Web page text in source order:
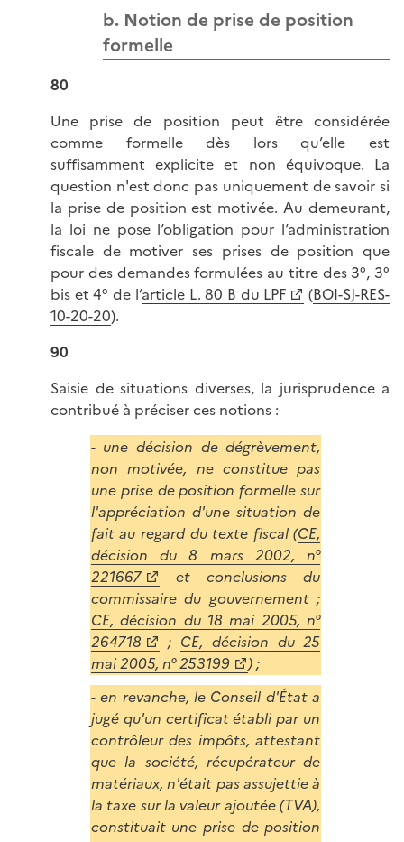
b. Notion de prise de position
formelle
80
Une prise de position peut être considérée
comme formelle dès lors qu’elle est
suffisamment explicite et non équivoque. La
question n'est donc pas uniquement de savoir si
la prise de position est motivée. Au demeurant,
la loi ne pose l’obligation pour l’administration
fiscale de motiver ses prises de position que
pour des demandes formulées au titre des 3°, 3°
bis et 4° de l’article L. 80 B du LPF (BOI-SJ-RES-
10-20-20).
90
Saisie de situations diverses, la jurisprudence a
contribué à préciser ces notions :
- une décision de dégrèvement,
non motivée, ne constitue pas
une prise de position formelle sur
l'appréciation d'une situation de
fait au regard du texte fiscal (CE,
décision du 8 mars 2002, n°
221667
et conclusions du
commissaire du gouvernement ;
CE, décision du 18 mai 2005, n°
264718
; CE, décision du 25
mai 2005, n° 253199
) ;
- en revanche, le Conseil d'État a
jugé qu'un certificat établi par un
contrôleur des impôts, attestant
que la société, récupérateur de
matériaux, n'était pas assujettie à
la taxe sur la valeur ajoutée (TVA),
constituait une prise de position